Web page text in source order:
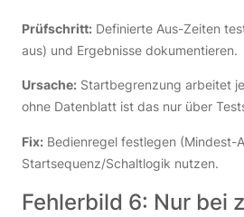
Prüfschritt: Definierte Aus-Zeiten
aus) und Ergebnisse dokumentieren.
Ursache: Startbegrenzung arbeitet
ohne Datenblatt ist das nur über
Fix: Bedienregel festlegen (Mindest-
Startsequenz/Schaltlogik nutzen.
Fehlerbild 6: Nur bei